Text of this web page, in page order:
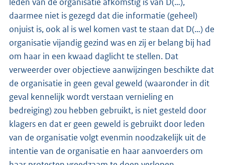
daarmee niet is gezegd dat die informatie (geheel)
onjuist is, ook al is wel komen vast te staan dat D(…) de
organisatie vijandig gezind was en zij er belang bij had
om haar in een kwaad daglicht te stellen. Dat
verweerder over objectieve aanwijzingen beschikte dat
de organisatie in geen geval geweld (waaronder in dit
geval kennelijk wordt verstaan vernieling en
bedreiging) zou hebben gebruikt, is niet gesteld door
klagers en dat er geen geweld is gebruikt door leden
van de organisatie volgt evenmin noodzakelijk uit de
intentie van de organisatie en haar aanvoerders om